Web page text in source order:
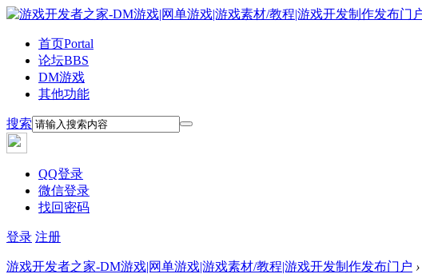
首页Portal
论坛BBS
DM游戏
其他功能
搜索
QQ登录
微信登录
找回密码
登录 注册
游戏开发者之家-DM游戏|网单游戏|游戏素材/教程|游戏开发制作发布门户 ›